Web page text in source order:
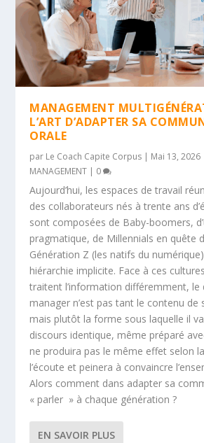
MANAGEMENT
L’ART D’ADAPTER SA
ORALE
par Le Coach Capite Corpus | Mai 13, 2026
MANAGEMENT | 0
Aujourd’hui, les espaces de travail
des collaborateurs nés à trente ans
sont composées de Baby-boomers,
pragmatique, de Millennials en quête
Génération Z (les natifs du
hiérarchie implicite. Face à ces
traitent l’information différemment, le
manager n’est pas tant le contenu de
mais plutôt la forme sous laquelle il
discours identique, même préparé
ne produira pas le même effet selon
l’écoute et peinera à convaincre
Alors comment dans adapter sa
« parler » à chaque génération ?
EN SAVOIR PLUS